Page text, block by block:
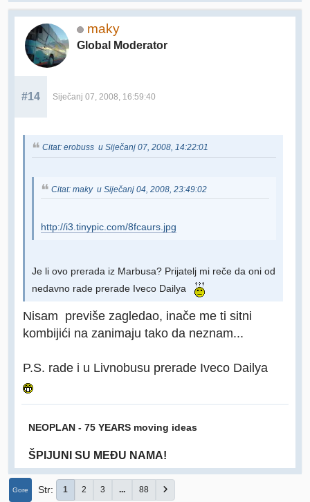
maky
Global Moderator
#14 Siječanj 07, 2008, 16:59:40
Citat: erobuss u Siječanj 07, 2008, 14:22:01
Citat: maky u Siječanj 04, 2008, 23:49:02
http://i3.tinypic.com/8fcaurs.jpg
Je li ovo prerada iz Marbusa? Prijatelj mi reče da oni od
nedavno rade prerade Iveco Dailya
Nisam previše zagledao, inače me ti sitni
kombijići na zanimaju tako da neznam...
P.S. rade i u Livnobusu prerade Iveco Dailya
NEOPLAN - 75 YEARS moving ideas
ŠPIJUNI SU MEĐU NAMA!
Gore Str 1 2 3 ... 88